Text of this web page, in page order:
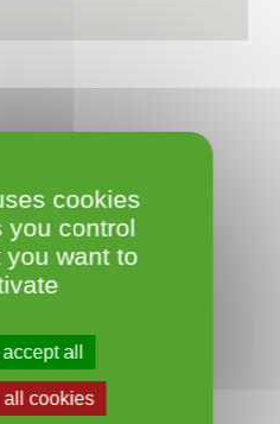
cookies
you control
you want to
all
all cookies